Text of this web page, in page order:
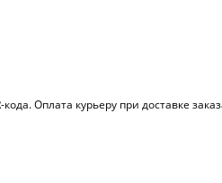
Оплата курьеру при доставке